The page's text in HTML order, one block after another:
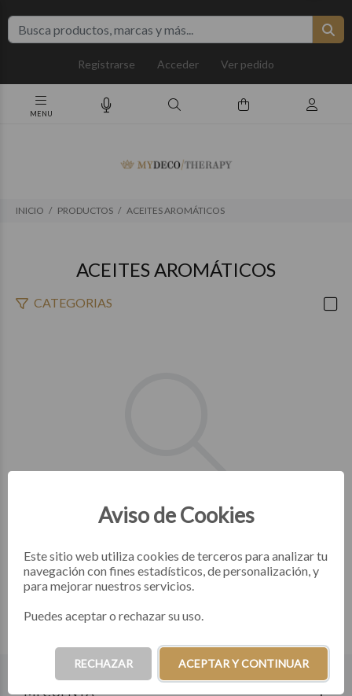
Registrarse Acceder Ver pedido
INICIO PRODUCTOS ACEITES AROMÁTICOS
ACEITES AROMÁTICOS
CATEGORIAS
NO SE ENCONTRARON
MI CUENTA
Aviso de Cookies
Este sitio web utiliza cookies de terceros para analizar tu
navegación con fines estadísticos, de personalización, y
para mejorar nuestros servicios.
Puedes aceptar o rechazar su uso.
RECHAZAR ACEPTAR Y CONTINUAR